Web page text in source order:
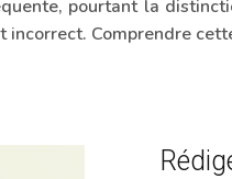
pourtant la
incorrect. Comprendre